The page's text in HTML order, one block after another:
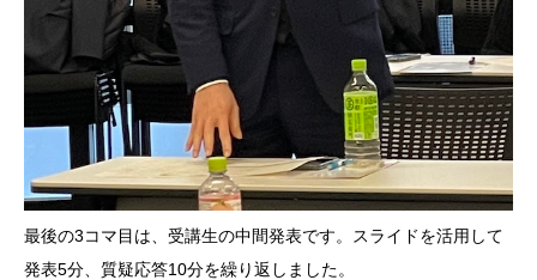
最後の3コマ目は、受講生の中間発表です。スライドを活用して
発表5分、質疑応答10分を繰り返しました。